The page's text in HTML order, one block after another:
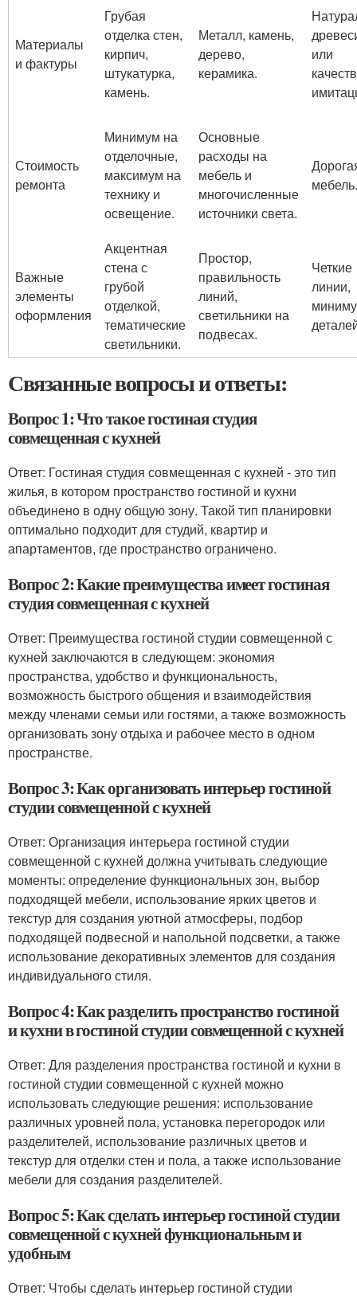
Материалы
и фактуры
Грубая
отделка стен,
кирпич,
штукатурка,
камень.
Металл, камень,
дерево,
керамика.
или
Стоимость
ремонта
Минимум на
отделочные,
максимум на
технику и
освещение.
Основные
расходы на
мебель и
многочисленные
источники света.
мебель.
Важные
элементы
оформления
Акцентная
стена с
грубой
отделкой,
тематические
светильники.
Простор,
правильность
линий,
светильники на
подвесах.
Четкие
линии,
Связанные вопросы и ответы:
Вопрос 1: Что такое гостиная студия
совмещенная с кухней
Ответ: Гостиная студия совмещенная с кухней - это тип
жилья, в котором пространство гостиной и кухни
объединено в одну общую зону. Такой тип планировки
оптимально подходит для студий, квартир и
апартаментов, где пространство ограничено.
Вопрос 2: Какие преимущества имеет гостиная
студия совмещенная с кухней
Ответ: Преимущества гостиной студии совмещенной с
кухней заключаются в следующем: экономия
пространства, удобство и функциональность,
возможность быстрого общения и взаимодействия
между членами семьи или гостями, а также возможность
организовать зону отдыха и рабочее место в одном
пространстве.
Вопрос 3: Как организовать интерьер гостиной
студии совмещенной с кухней
Ответ: Организация интерьера гостиной студии
совмещенной с кухней должна учитывать следующие
моменты: определение функциональных зон, выбор
подходящей мебели, использование ярких цветов и
текстур для создания уютной атмосферы, подбор
подходящей подвесной и напольной подсветки, а также
использование декоративных элементов для создания
индивидуального стиля.
Вопрос 4: Как разделить пространство гостиной
и кухни в гостиной студии совмещенной с кухней
Ответ: Для разделения пространства гостиной и кухни в
гостиной студии совмещенной с кухней можно
использовать следующие решения: использование
различных уровней пола, установка перегородок или
разделителей, использование различных цветов и
текстур для отделки стен и пола, а также использование
мебели для создания разделителей.
Вопрос 5: Как сделать интерьер гостиной студии
совмещенной с кухней функциональным и
удобным
Ответ: Чтобы сделать интерьер гостиной студии